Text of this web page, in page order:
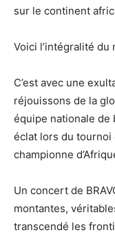
sur le continent
Voici l’intégralité du
C’est avec une
réjouissons de la
équipe nationale de
éclat lors du tournoi
championne
Un concert de
montantes,
transcendé les